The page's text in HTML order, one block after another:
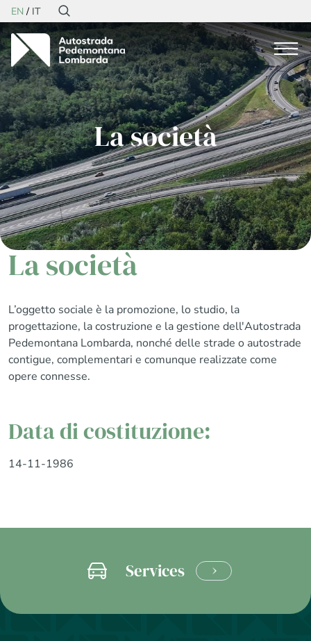
EN IT
La società
La società
L’oggetto sociale è la promozione, lo studio, la
progettazione, la costruzione e la gestione dell'Autostrada
Pedemontana Lombarda, nonché delle strade o autostrade
contigue, complementari e comunque realizzate come
opere connesse.
Data di costituzione:
14-11-1986
Services
LEARN